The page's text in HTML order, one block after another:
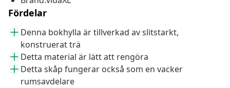
Fördelar
Denna bokhylla är tillverkad av slitstarkt,
konstruerat trä
Detta material är lätt att rengöra
Detta skåp fungerar också som en vacker
rumsavdelare